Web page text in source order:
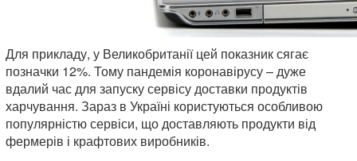
Для прикладу, у Великобританії цей показник сягає
позначки 12%. Тому пандемія коронавірусу – дуже
вдалий час для запуску сервісу доставки продуктів
харчування. Зараз в Україні користуються особливою
популярністю сервіси, що доставляють продукти від
фермерів і крафтових виробників.